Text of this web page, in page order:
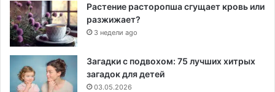
Растение расторопша сгущает кровь или
разжижает?
3 недели ago
Загадки с подвохом: 75 лучших хитрых
загадок для детей
03.05.2026